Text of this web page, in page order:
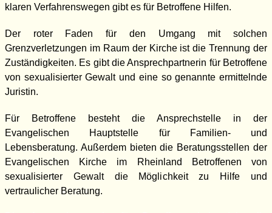
klaren Verfahrenswegen gibt es für Betroffene Hilfen.
Der roter Faden für den Umgang mit solchen
Grenzverletzungen im Raum der Kirche ist die Trennung der
Zuständigkeiten. Es gibt die Ansprechpartnerin für Betroffene
von sexualisierter Gewalt und eine so genannte ermittelnde
Juristin.
Für Betroffene besteht die Ansprechstelle in der
Evangelischen Hauptstelle für Familien- und
Lebensberatung. Außerdem bieten die Beratungsstellen der
Evangelischen Kirche im Rheinland Betroffenen von
sexualisierter Gewalt die Möglichkeit zu Hilfe und
vertraulicher Beratung.